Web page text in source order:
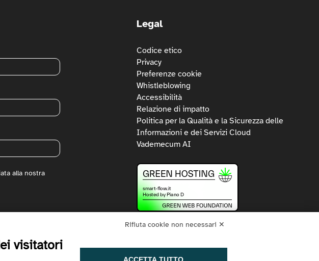
alla nostra
Legal
Codice etico
Privacy
Preferenze cookie
Whistleblowing
Accessibilità
Relazione di impatto
Politica per la Qualità e la Sicurezza delle
Informazioni e dei Servizi Cloud
Vademecum AI
Rifiuta cookie non necessari ✕
visitatori
ACCETTA TUTTO